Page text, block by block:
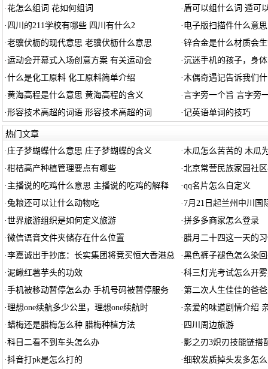
·花怎么组词 花如何组词 · 盾可以组什么词 遁可
· 四川的211学校有哪些 四川有什么2 · 电子版扫描件什么意
·老骥伏枥的现代意思 老骥伏枥什么意思 ·锌合金是什么材质会
·运动会开幕式入场创意方案 有关运动会 ·沉迷手机的孩子，身
·什么是化工原料 化工原料简单介绍 ·木偶奇遇记告诉我们
·黄海高程是什么意思 黄海高程的含义 ·言字旁一个旨 言字旁
·形容技术高超的词语 形容技术高超的词 ·记英语单词的技巧
热门文章
· 庄子梦蝴蝶什么意思 庄子梦蝴蝶的含义 ·木瓜怎么苦苦的 木瓜
·柑桔高产种植管理要点有哪些 ·北京常营民族家园社
· 主播说的吃鸡什么意思 主播说的吃鸡的解释 ·qq名片怎么自定义
·兔粮还可以让什么动物吃 · 7月21日起兰州中川国
·世界旅游组织是如何定义旅游 ·拼多多商家怎么登录
·微信语音文件夹储存在什么位置 · 腊月二十四这一天的
·李嘉诚出手抄底：长实集团将竞买恒大香港总 ·黑色裤子褪色怎么染
·泥鳅红薯芋头的功效 ·科三灯光考试怎么开雾
·手机被移动暂停怎么办 手机号码被暂停服务 ·第二次人生佳佳的爸
·理想one续航多少公里，理想one续航时 · 亲爱的味道剧情介绍
·蜡梅还是腊梅怎么种 腊梅种植方法 · 四川周边旅游
·科目二看不到车头怎么办 ·影之刃3炽刃技能链搭
·抖音打pk是怎么打的 ·细软发质掉头发多怎